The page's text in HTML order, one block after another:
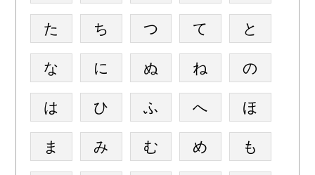
た
ち つ て
と
な
に ぬ ね
の
は
ひ ふ へ
ほ
ま
み む め
も